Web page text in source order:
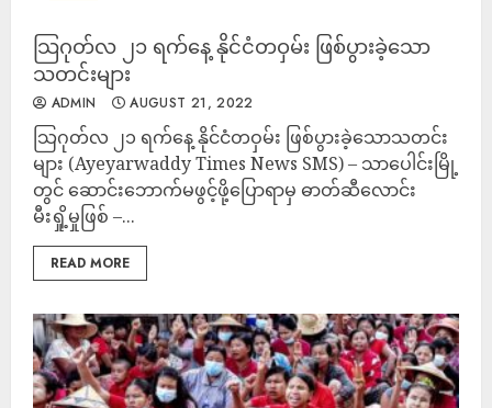
သြဂုတ်လ ၂၁ ရက်နေ့ နိုင်ငံတဝှမ်း ဖြစ်ပွားခဲ့သော
သတင်းများ
ADMIN AUGUST 21, 2022
သြဂုတ်လ ၂၁ ရက်နေ့ နိုင်ငံတဝှမ်း ဖြစ်ပွားခဲ့သောသတင်း
များ (Ayeyarwaddy Times News SMS) – သာပေါင်းမြို့
တွင် ဆောင်းဘောက်မဖွင့်ဖို့ပြောရာမှ ဓာတ်ဆီလောင်း
မီးရှို့မှုဖြစ် –...
READ MORE